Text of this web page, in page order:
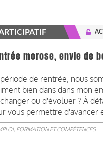
morose, envie de
période de rentrée, nous
bien dans dans mon
ou d'évoluer ? À
vous permettre d'avancer
FORMATION ET COMPÉTENCES